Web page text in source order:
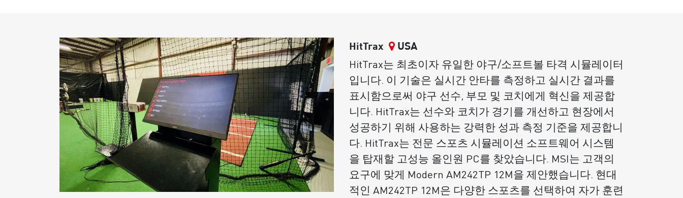
HitTrax
USA
HitTrax는 최초이자 유일한 야구/소프트볼 타격 시뮬레이터
입니다. 이 기술은 실시간 안타를 측정하고 실시간 결과를
표시함으로써 야구 선수, 부모 및 코치에게 혁신을 제공합
니다. HitTrax는 선수와 코치가 경기를 개선하고 현장에서
성공하기 위해 사용하는 강력한 성과 측정 기준을 제공합니
다. HitTrax는 전문 스포츠 시뮬레이션 소프트웨어 시스템
을 탑재할 고성능 올인원 PC를 찾았습니다. MSI는 고객의
요구에 맞게 Modern AM242TP 12M을 제안했습니다. 현대
적인 AM242TP 12M은 다양한 스포츠를 선택하여 자가 훈련